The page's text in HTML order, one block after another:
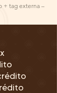
+ tag externa –